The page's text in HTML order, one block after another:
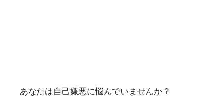
あなたは自己嫌悪に悩んでいませんか？